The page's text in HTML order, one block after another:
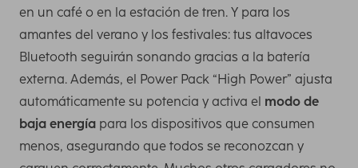
en un café o en la estación de tren. Y para los
amantes del verano y los festivales: tus altavoces
Bluetooth seguirán sonando gracias a la batería
externa. Además, el Power Pack “High Power” ajusta
automáticamente su potencia y activa el modo de
baja energía para los dispositivos que consumen
menos, asegurando que todos se reconozcan y